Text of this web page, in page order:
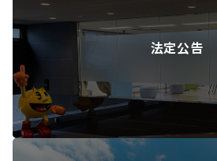
法定公告